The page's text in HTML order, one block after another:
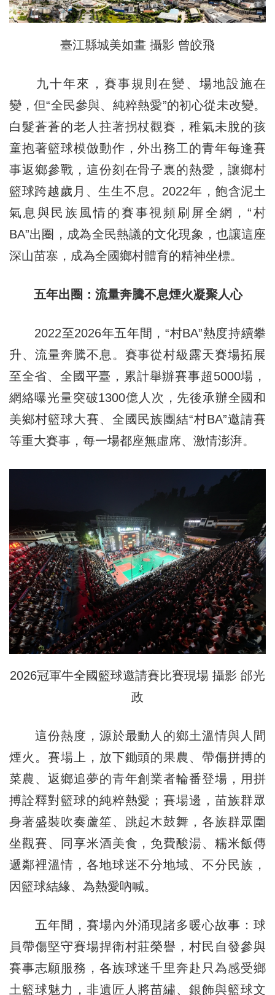
臺江縣城美如畫 攝影 曾皎飛
九十年來，賽事規則在變、場地設施在
變，但“全民參與、純粹熱愛”的初心從未改變。
白髮蒼蒼的老人拄著拐杖觀賽，稚氣未脫的孩
童抱著籃球模倣動作，外出務工的青年每逢賽
事返鄉參戰，這份刻在骨子裏的熱愛，讓鄉村
籃球跨越歲月、生生不息。2022年，飽含泥土
氣息與民族風情的賽事視頻刷屏全網，“村
BA”出圈，成為全民熱議的文化現象，也讓這座
深山苗寨，成為全國鄉村體育的精神坐標。
五年出圈：流量奔騰不息煙火凝聚人心
2022至2026年五年間，“村BA”熱度持續攀
升、流量奔騰不息。賽事從村級露天賽場拓展
至全省、全國平臺，累計舉辦賽事超5000場，
網絡曝光量突破1300億人次，先後承辦全國和
美鄉村籃球大賽、全國民族團結“村BA”邀請賽
等重大賽事，每一場都座無虛席、激情澎湃。
2026冠軍牛全國籃球邀請賽比賽現場 攝影 邰光
政
這份熱度，源於最動人的鄉土溫情與人間
煙火。賽場上，放下鋤頭的果農、帶傷拼搏的
菜農、返鄉追夢的青年創業者輪番登場，用拼
搏詮釋對籃球的純粹熱愛；賽場邊，苗族群眾
身著盛裝吹奏蘆笙、跳起木鼓舞，各族群眾圍
坐觀賽、同享米酒美食，免費酸湯、糯米飯傳
遞鄰裡溫情，各地球迷不分地域、不分民族，
因籃球結緣、為熱愛吶喊。
五年間，賽場內外涌現諸多暖心故事：球
員帶傷堅守賽場捍衛村莊榮譽，村民自發參與
賽事志願服務，各族球迷千里奔赴只為感受鄉
土籃球魅力，非遺匠人將苗繡、銀飾與籃球文